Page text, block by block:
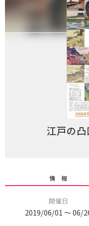
江戸の
情 報
開催日
2019/06/01 〜 06/